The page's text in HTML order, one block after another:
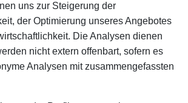
uns zur Steigerung der
der Optimierung unseres Angebotes
Die Analysen dienen
nicht extern offenbart, sofern es
Analysen mit zusammengefassten